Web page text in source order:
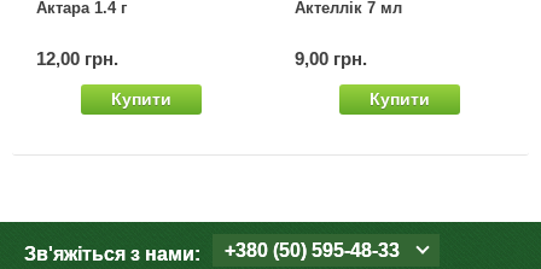
Актара 1.4 г
12,00 грн.
Купити
Актеллік 7 мл
9,00 грн.
Купити
Зв'яжіться з нами: +380 (50) 595-48-33